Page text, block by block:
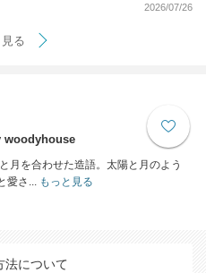
2026/07/26
る
woodyhouse
月を合わせた造語。太陽と月のよう
愛さ...もっと見る
法について